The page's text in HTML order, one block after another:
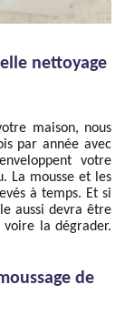
nettoyage
maison, nous
par année avec
votre
La mousse et les
à temps. Et si
aussi devra être
la dégrader.
de